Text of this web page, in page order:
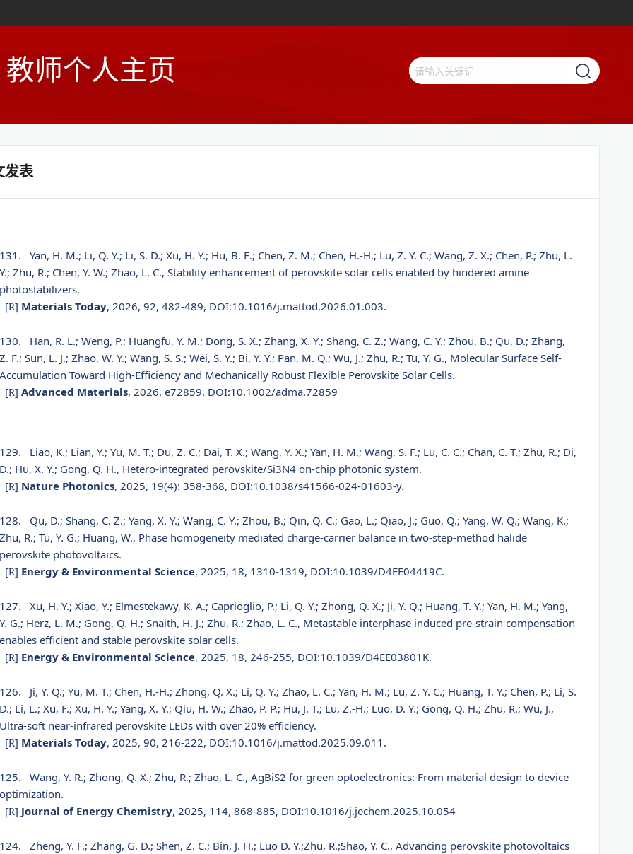
教师个人主页
发表
131.
Yan, H. M.; Li, Q. Y.; Li, S. D.; Xu, H. Y.; Hu, B. E.; Chen, Z. M.; Chen, H.-H.; Lu, Z. Y. C.; Wang, Z. X.; Chen, P.; Zhu, L.
Y.; Zhu, R.; Chen, Y. W.; Zhao, L. C., Stability enhancement of perovskite solar cells enabled by hindered amine
photostabilizers.
[R] Materials Today, 2026, 92, 482-489, DOI:10.1016/j.mattod.2026.01.003.
130.
Han, R. L.; Weng, P.; Huangfu, Y. M.; Dong, S. X.; Zhang, X. Y.; Shang, C. Z.; Wang, C. Y.; Zhou, B.; Qu, D.; Zhang,
Z. F.; Sun, L. J.; Zhao, W. Y.; Wang, S. S.; Wei, S. Y.; Bi, Y. Y.; Pan, M. Q.; Wu, J.; Zhu, R.; Tu, Y. G., Molecular Surface Self-
Accumulation Toward High-Efficiency and Mechanically Robust Flexible Perovskite Solar Cells.
[R] Advanced Materials, 2026, e72859, DOI:10.1002/adma.72859
129.
Liao, K.; Lian, Y.; Yu, M. T.; Du, Z. C.; Dai, T. X.; Wang, Y. X.; Yan, H. M.; Wang, S. F.; Lu, C. C.; Chan, C. T.; Zhu, R.; Di,
D.; Hu, X. Y.; Gong, Q. H., Hetero-integrated perovskite/Si3N4 on-chip photonic system.
[R] Nature Photonics, 2025, 19(4): 358-368, DOI:10.1038/s41566-024-01603-y.
128.
Qu, D.; Shang, C. Z.; Yang, X. Y.; Wang, C. Y.; Zhou, B.; Qin, Q. C.; Gao, L.; Qiao, J.; Guo, Q.; Yang, W. Q.; Wang, K.;
Zhu, R.; Tu, Y. G.; Huang, W., Phase homogeneity mediated charge-carrier balance in two-step-method halide
perovskite photovoltaics.
[R] Energy & Environmental Science, 2025, 18, 1310-1319, DOI:10.1039/D4EE04419C.
127.
Xu, H. Y.; Xiao, Y.; Elmestekawy, K. A.; Caprioglio, P.; Li, Q. Y.; Zhong, Q. X.; Ji, Y. Q.; Huang, T. Y.; Yan, H. M.; Yang,
Y. G.; Herz, L. M.; Gong, Q. H.; Snaith, H. J.; Zhu, R.; Zhao, L. C., Metastable interphase induced pre-strain compensation
enables efficient and stable perovskite solar cells.
[R] Energy & Environmental Science, 2025, 18, 246-255, DOI:10.1039/D4EE03801K.
126.
Ji, Y. Q.; Yu, M. T.; Chen, H.-H.; Zhong, Q. X.; Li, Q. Y.; Zhao, L. C.; Yan, H. M.; Lu, Z. Y. C.; Huang, T. Y.; Chen, P.; Li, S.
D.; Li, L.; Xu, F.; Xu, H. Y.; Yang, X. Y.; Qiu, H. W.; Zhao, P. P.; Hu, J. T.; Lu, Z.-H.; Luo, D. Y.; Gong, Q. H.; Zhu, R.; Wu, J.,
Ultra-soft near-infrared perovskite LEDs with over 20% efficiency.
[R] Materials Today, 2025, 90, 216-222, DOI:10.1016/j.mattod.2025.09.011.
125.
Wang, Y. R.; Zhong, Q. X.; Zhu, R.; Zhao, L. C., AgBiS2 for green optoelectronics: From material design to device
optimization.
[R] Journal of Energy Chemistry, 2025, 114, 868-885, DOI:10.1016/j.jechem.2025.10.054
124.
Zheng, Y. F.; Zhang, G. D.; Shen, Z. C.; Bin, J. H.; Luo D. Y.;Zhu, R.;Shao, Y. C., Advancing perovskite photovoltaics